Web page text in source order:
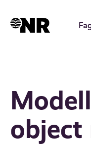
hovedinnhold
object